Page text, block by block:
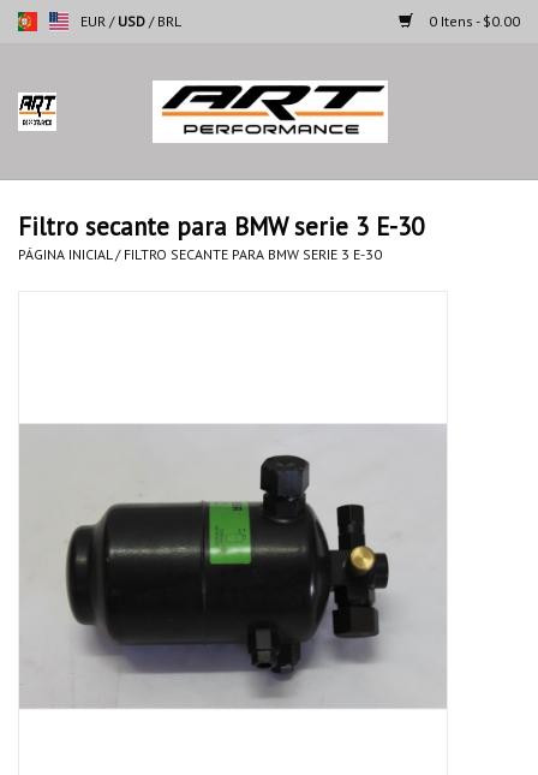
EUR / USD / BRL 0 Itens - $0.00
Página inicial
Motocicletas
Automoveis
Filtro secante para BMW serie 3 E-30
PÁGINA INICIAL / FILTRO SECANTE PARA BMW SERIE 3 E-30